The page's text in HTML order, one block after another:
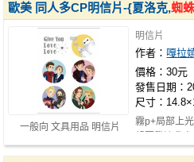
一般向 文具用品 明信片
歐美 同人多CP明信片-{夏洛克,蜘
明信片
作者： 嘎拉
價格：30元
發售日期：
尺寸：
霧p+局部上